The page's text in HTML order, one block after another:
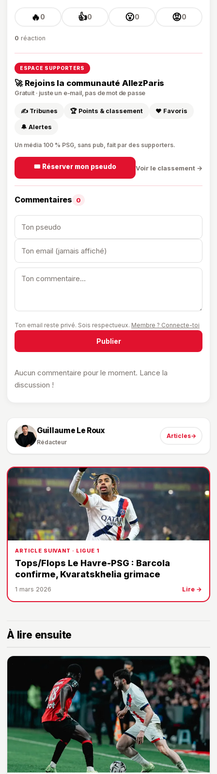
🔥0 👍0 😮0 😡0
0 réaction
ESPACE SUPPORTERS
🚀 Rejoins la communauté AllezParis
Gratuit · juste un e-mail, pas de mot de passe
✍️ Tribunes 🏆 Points & classement ❤️ Favoris
🔔 Alertes
Un média 100 % PSG, sans pub, fait par des supporters.
🎟️ Réserver mon pseudo Voir le classement →
Commentaires 0
Ton email reste privé. Sois respectueux. Membre ? Connecte-toi
Publier
Aucun commentaire pour le moment. Lance la
discussion !
Guillaume Le Roux
Rédacteur
Articles→
ARTICLE SUIVANT · LIGUE 1
Tops/Flops Le Havre-PSG : Barcola
confirme, Kvaratskhelia grimace
1 mars 2026 Lire →
À lire ensuite